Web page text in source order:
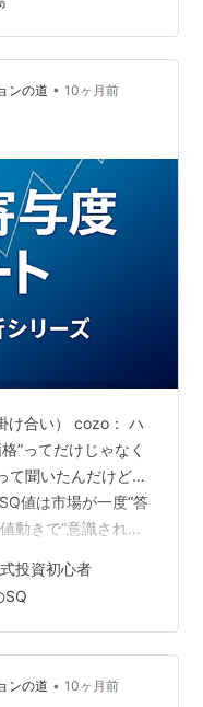
国。 今回のフライ
HND => 05:10
DPS 復路 ③SQ935
13:55 SI…
ンの道 • 10ヶ月前
合い） cozo： ハ
”ってだけじゃなく
て聞いたんだけど…
値は市場が一度“答
動きで“意識される
🎯 SQ値を使った
ャートにライン引
気、下に割ったら
に再接近したタイミ
が出た場合は…
投資初心者
SQ
ンの道 • 10ヶ月前